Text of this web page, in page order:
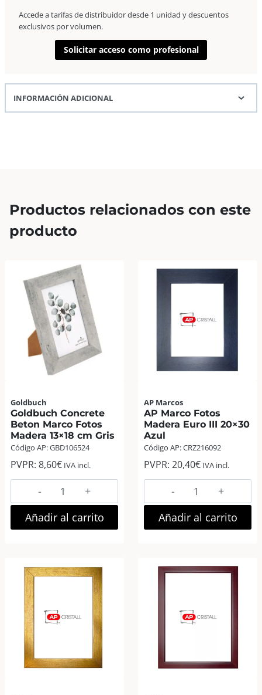
Accede a tarifas de distribuidor desde 1 unidad y descuentos
exclusivos por volumen.
Solicitar acceso como profesional
INFORMACIÓN ADICIONAL
Productos relacionados con este
producto
Goldbuch
Goldbuch Concrete
Beton Marco Fotos
Madera 13×18 cm Gris
Código AP: GBD106524
PVPR: 8,60€ IVA incl.
Goldbuch
Concrete
Beton
Marco
13×18
cantidad
Añadir al carrito
AP Marcos
AP Marco Fotos
Madera Euro III 20×30
Azul
Código AP: CRZ216092
PVPR: 20,40€ IVA incl.
AP
Marco
Fotos
Madera
20×30
Añadir al carrito